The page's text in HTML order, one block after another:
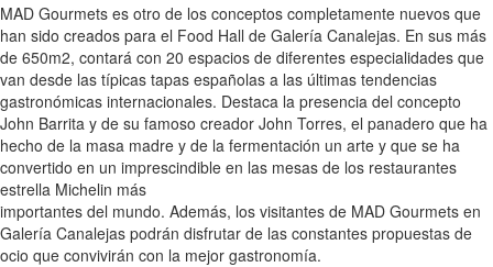
MAD Gourmets es otro de los conceptos completamente nuevos que
han sido creados para el Food Hall de Galería Canalejas. En sus más
de 650m2, contará con 20 espacios de diferentes especialidades que
van desde las típicas tapas españolas a las últimas tendencias
gastronómicas internacionales. Destaca la presencia del concepto
John Barrita y de su famoso creador John Torres, el panadero que ha
hecho de la masa madre y de la fermentación un arte y que se ha
convertido en un imprescindible en las mesas de los restaurantes
estrella Michelin más
importantes del mundo. Además, los visitantes de MAD Gourmets en
Galería Canalejas podrán disfrutar de las constantes propuestas de
ocio que convivirán con la mejor gastronomía.